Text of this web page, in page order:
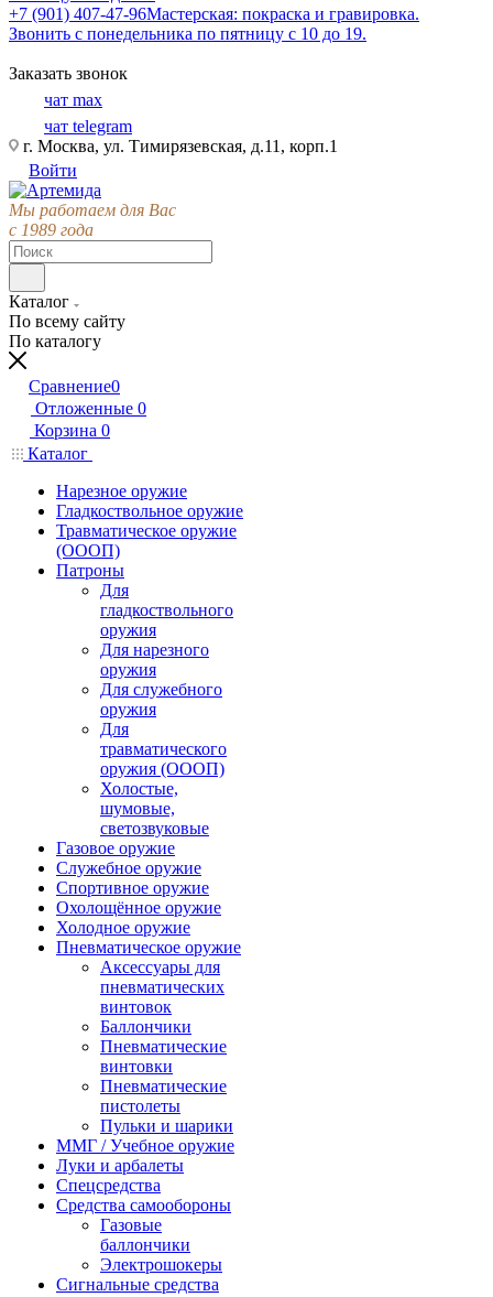
+7 (901) 407-47-96Мастерская: покраска и гравировка.
Звонить с понедельника по пятницу с 10 до 19.
Заказать звонок
чат max
чат telegram
г. Москва, ул. Тимирязевская, д.11, корп.1
Войти
Мы работаем для Вас
с 1989 года
Каталог
По всему сайту
По каталогу
Сравнение0
Отложенные 0
Корзина 0
Каталог
Нарезное оружие
Гладкоствольное оружие
Травматическое оружие
(ОООП)
Патроны
Для
гладкоствольного
оружия
Для нарезного
оружия
Для служебного
оружия
Для
травматического
оружия (ОООП)
Холостые,
шумовые,
светозвуковые
Газовое оружие
Служебное оружие
Спортивное оружие
Охолощённое оружие
Холодное оружие
Пневматическое оружие
Аксессуары для
пневматических
винтовок
Баллончики
Пневматические
винтовки
Пневматические
пистолеты
Пульки и шарики
ММГ / Учебное оружие
Луки и арбалеты
Спецсредства
Средства самообороны
Газовые
баллончики
Электрошокеры
Сигнальные средства